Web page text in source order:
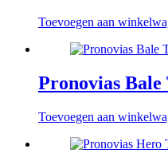
Toevoegen aan
Pronovias
Toevoegen aan